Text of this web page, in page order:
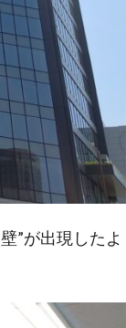
”が出現したよ